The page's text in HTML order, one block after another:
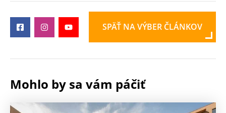
SPÄŤ NA VÝBER ČLÁNKOV
Mohlo by sa vám páčiť